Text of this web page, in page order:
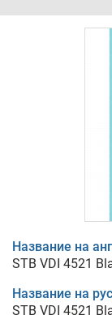
Название на
STB VDI 4521
Название на
STB VDI 4521